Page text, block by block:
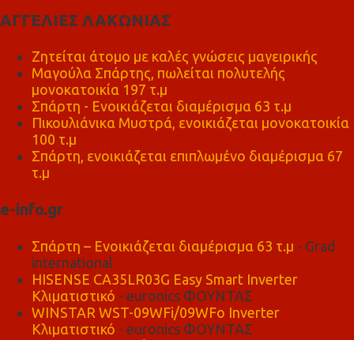
ΑΓΓΕΛΙΕΣ ΛΑΚΩΝΙΑΣ
Ζητείται άτομο με καλές γνώσεις μαγειρικής
Μαγούλα Σπάρτης, πωλείται πολυτελής
μονοκατοικία 197 τ.μ
Σπάρτη - Ενοικιάζεται διαμέρισμα 63 τ.μ
Πικουλιάνικα Μυστρά, ενοικιάζεται μονοκατοικία
100 τ.μ
Σπάρτη, ενοικιάζεται επιπλωμένο διαμέρισμα 67
τ.μ
e-info.gr
Σπάρτη – Ενοικιάζεται διαμέρισμα 63 τ.μ - Grad
international
HISENSE CA35LR03G Easy Smart Inverter
Κλιματιστικό - euronics ΦΟΥΝΤΑΣ
WINSTAR WST-09WFi/09WFo Inverter
Κλιματιστικό - euronics ΦΟΥΝΤΑΣ